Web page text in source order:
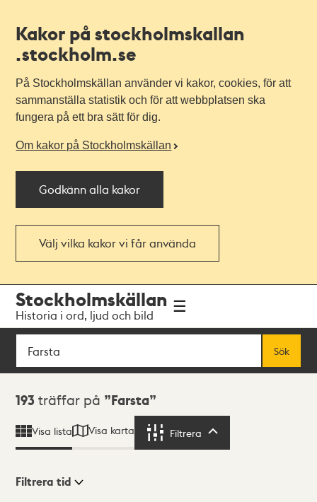
Kakor på stockholmskallan
.stockholm.se
På Stockholmskällan använder vi kakor, cookies, för att
sammanställa statistik och för att webbplatsen ska
fungera på ett bra sätt för dig.
Om kakor på Stockholmskällan
Godkänn alla kakor
Välj vilka kakor vi får använda
navigationen
huvudinnehållet
Stockholmskällan
Historia i ord, ljud och bild
Sök
Sök
Sökresultat
193 träffar på Farsta
Visa lista Visa karta Filtrera
Filtrera tid